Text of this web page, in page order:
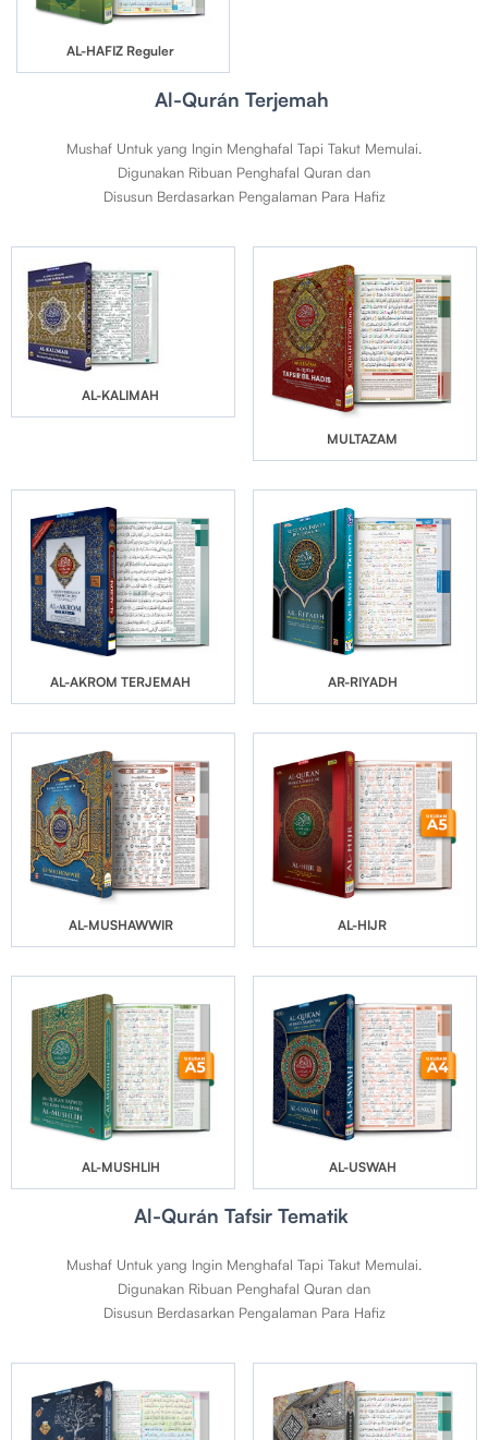
AL-HAFIZ Reguler
Al-Qurán Terjemah
Mushaf Untuk yang Ingin Menghafal Tapi Takut Memulai.
Digunakan Ribuan Penghafal Quran dan
Disusun Berdasarkan Pengalaman Para Hafiz
AL-KALIMAH
MULTAZAM
AL-AKROM TERJEMAH AR-RIYADH
AL-MUSHAWWIR AL-HIJR
AL-MUSHLIH AL-USWAH
Al-Qurán Tafsir Tematik
Mushaf Untuk yang Ingin Menghafal Tapi Takut Memulai.
Digunakan Ribuan Penghafal Quran dan
Disusun Berdasarkan Pengalaman Para Hafiz